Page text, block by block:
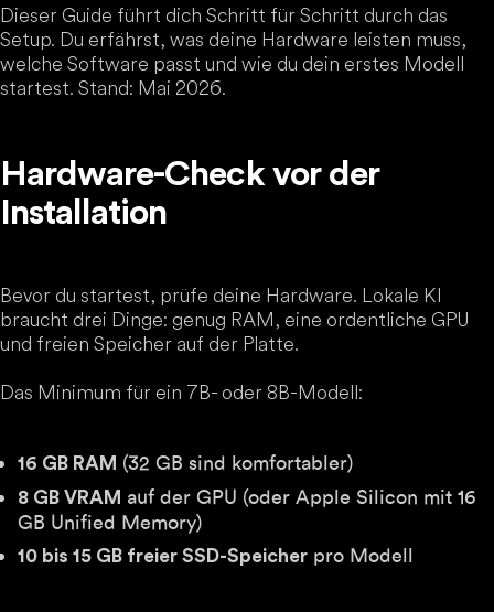
Dieser Guide führt dich Schritt für Schritt durch das
Setup. Du erfährst, was deine Hardware leisten muss,
welche Software passt und wie du dein erstes Modell
startest. Stand: Mai 2026.
Hardware-Check vor der
Installation
Bevor du startest, prüfe deine Hardware. Lokale KI
braucht drei Dinge: genug RAM, eine ordentliche GPU
und freien Speicher auf der Platte.
Das Minimum für ein 7B- oder 8B-Modell:
16 GB RAM (32 GB sind komfortabler)
8 GB VRAM auf der GPU (oder Apple Silicon mit 16
GB Unified Memory)
10 bis 15 GB freier SSD-Speicher pro Modell